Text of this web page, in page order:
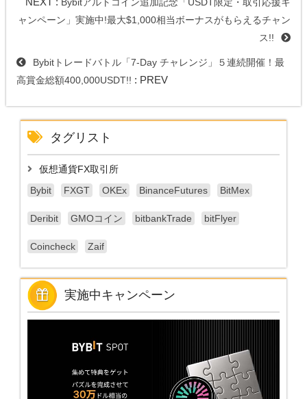
ャンペーン」実施中!最大$1,000相当ボーナスがもらえるチャン
ス!!
Bybitトレードバトル「7-Day チャレンジ」５連続開催！最
高賞金総額400,000USDT!! : PREV
タグリスト
仮想通貨FX取引所
Bybit
FXGT OKEx BinanceFutures BitMex
Deribit GMOコイン bitbankTrade bitFlyer
Coincheck Zaif
実施中キャンペーン